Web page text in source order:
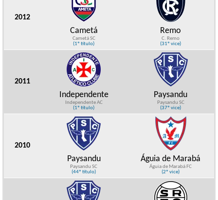
2012
Cametá
Cametá SC
(1º título)
Remo
C. Remo
(31º vice)
2011
Independente
Independente AC
(1º título)
Paysandu
Paysandu SC
(37º vice)
2010
Paysandu
Paysandu SC
(44º título)
Águia de Marabá
Águia de Marabá FC
(2º vice)